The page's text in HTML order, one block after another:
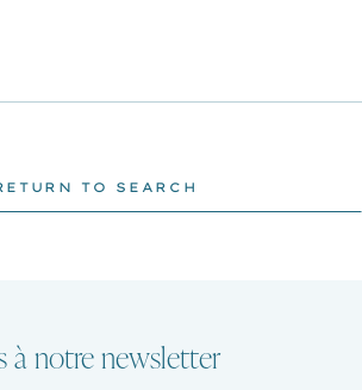
TO SEARCH
à notre newsletter